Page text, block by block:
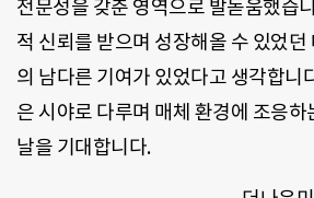
전문성을 갖춘 영역으로 발돋움했습
적 신뢰를 받으며 성장해올 수 있었던
의 남다른 기여가 있었다고 생각합니
은 시야로 다루며 매체 환경에 조응
날을 기대합니다.